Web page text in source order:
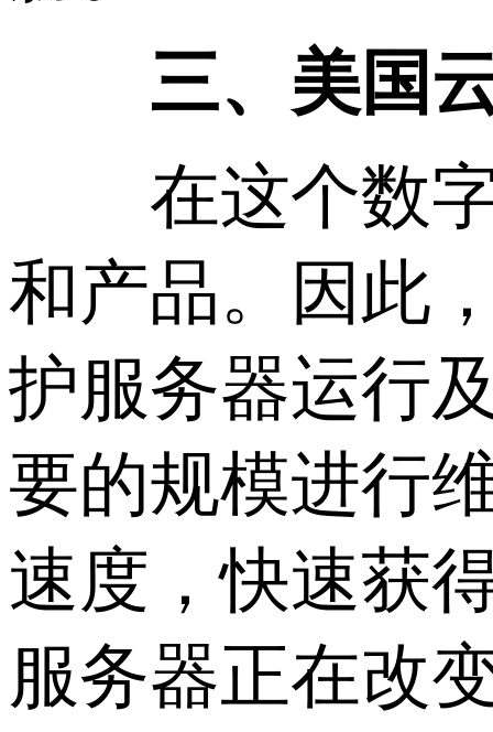
三、美国云
在这个数字
和产品。因此
护服务器运行
要的规模进行
速度，快速获
服务器正在改